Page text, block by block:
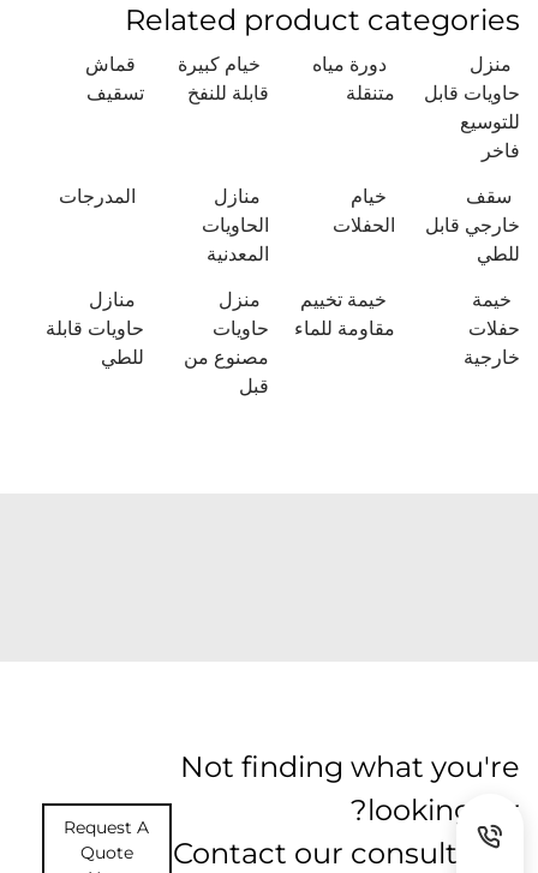
Related product categories
منزل
حاويات قابل
للتوسيع
فاخر
دورة مياه
متنقلة
خيام كبيرة
قابلة للنفخ
قماش
تسقيف
سقف
خارجي قابل
للطي
خيام
الحفلات
منازل
الحاويات
المعدنية
المدرجات
خيمة
حفلات
خارجية
خيمة تخييم
مقاومة للماء
منزل
حاويات
مصنوع من
قبل
منازل
حاويات قابلة
للطي
Not finding what you're
looking for?
Contact our consultants
Request A
Quote